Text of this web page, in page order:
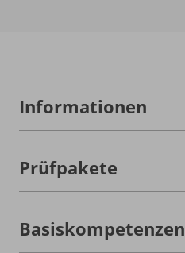
Informationen
Prüfpakete
Basiskompetenzen